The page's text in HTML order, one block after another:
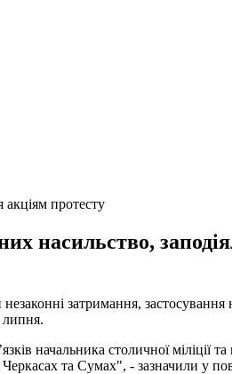
протесту
насильство,
затримання, застосування
липня.
начальника столичної міліції та
та Сумах", - зазначили у